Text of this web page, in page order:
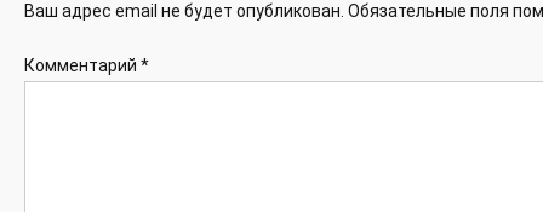
Ваш адрес email не будет опубликован. Обязательные поля
Комментарий *